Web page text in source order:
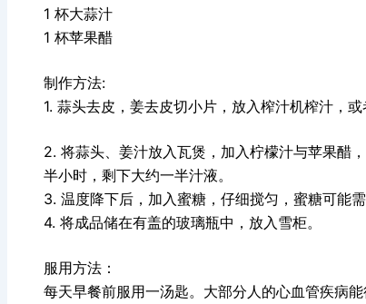
1 杯大蒜汁
1 杯苹果醋
制作方法:
1. 蒜头去皮，姜去皮切小片，放入榨汁机榨汁，
2. 将蒜头、姜汁放入瓦煲，加入柠檬汁与苹果醋
半小时，剩下大约一半汁液。
3. 温度降下后，加入蜜糖，仔细搅匀，蜜糖可能
4. 将成品储在有盖的玻璃瓶中，放入雪柜。
服用方法：
每天早餐前服用一汤匙。大部分人的心血管疾病